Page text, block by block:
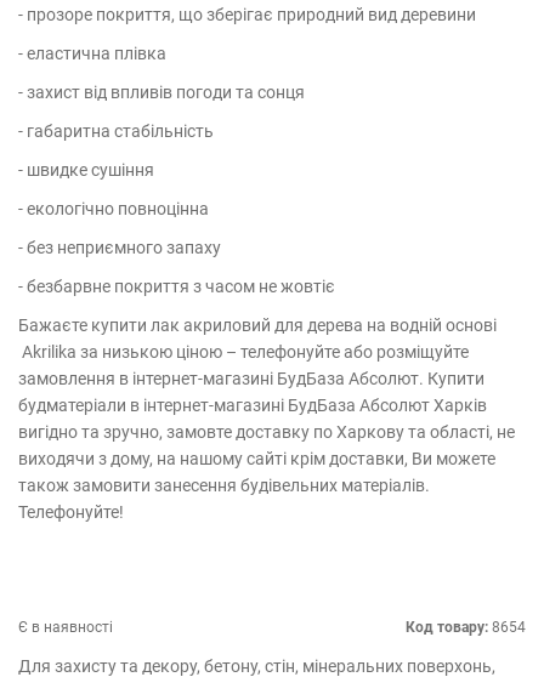
- прозоре покриття, що зберігає природний вид деревини
- еластична плівка
- захист від впливів погоди та сонця
- габаритна стабільність
- швидке сушіння
- екологічно повноцінна
- без неприємного запаху
- безбарвне покриття з часом не жовтіє
Бажаєте купити лак акриловий для дерева на водній основі
Akrilika за низькою ціною – телефонуйте або розміщуйте
замовлення в інтернет-магазині БудБаза Абсолют. Купити
будматеріали в інтернет-магазині БудБаза Абсолют Харків
вигідно та зручно, замовте доставку по Харкову та області, не
виходячи з дому, на нашому сайті крім доставки, Ви можете
також замовити занесення будівельних матеріалів.
Телефонуйте!
Є в наявності Код товару: 8654
Для захисту та декору, бетону, стін, мінеральних поверхонь,